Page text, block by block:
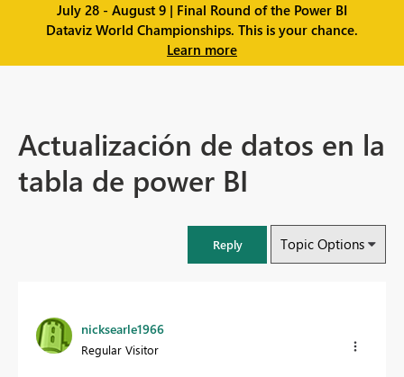
July 28 - August 9 | Final Round of the Power BI
Dataviz World Championships. This is your chance.
Learn more
Actualización de datos en la
tabla de power BI
Reply Topic Options
nicksearle1966
Regular Visitor